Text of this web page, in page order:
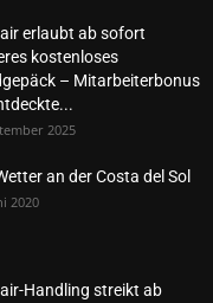
erlaubt ab sofort
kostenloses
– Mitarbeiterbonus
2025
an der Costa del Sol
2020
Handling streikt ab